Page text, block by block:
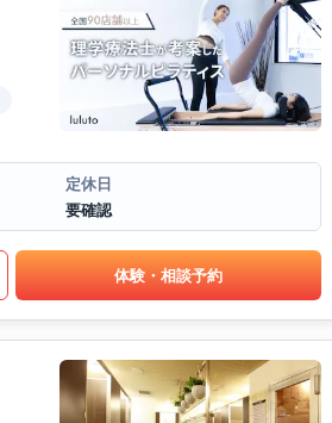
定休日
要確認
体験・相談予約